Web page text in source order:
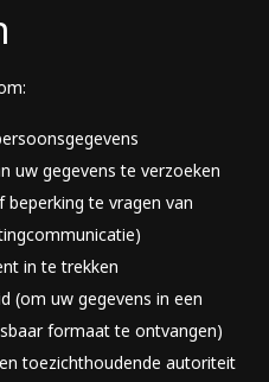
uw gegevens te verzoeken
te vragen van
in te trekken
(om uw gegevens in een
formaat te ontvangen)
toezichthoudende autoriteit